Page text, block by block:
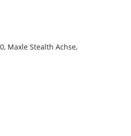
Maxle Stealth Achse,